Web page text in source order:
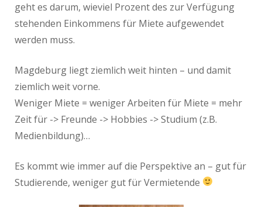
geht es darum, wieviel Prozent des zur Verfügung
stehenden Einkommens für Miete aufgewendet
werden muss.
Magdeburg liegt ziemlich weit hinten – und damit
ziemlich weit vorne.
Weniger Miete = weniger Arbeiten für Miete = mehr
Zeit für -> Freunde -> Hobbies -> Studium (z.B.
Medienbildung)…
Es kommt wie immer auf die Perspektive an – gut für
Studierende, weniger gut für Vermietende